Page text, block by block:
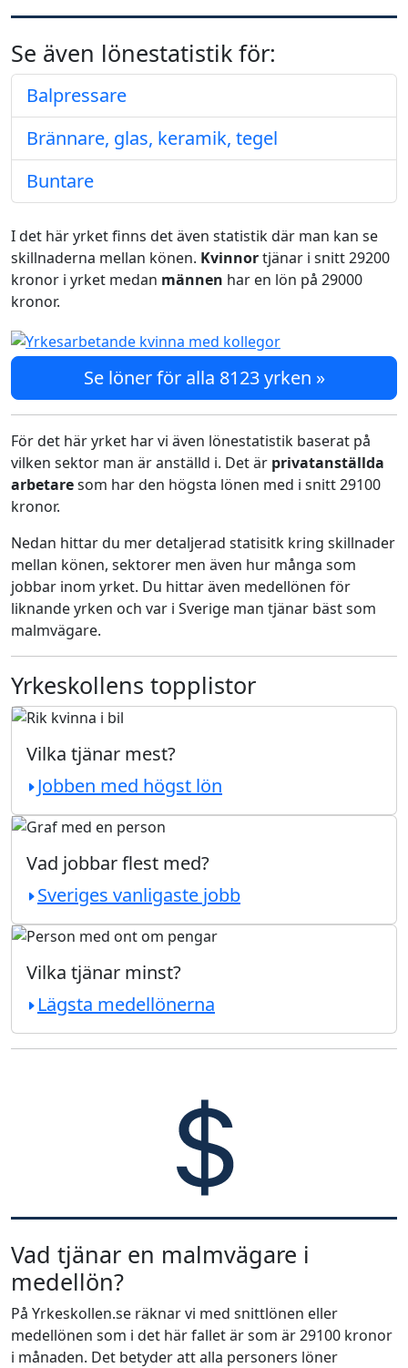
Se även lönestatistik för:
Balpressare
Brännare, glas, keramik, tegel
Buntare
I det här yrket finns det även statistik där man kan se
skillnaderna mellan könen. Kvinnortjänar i snitt 29200
kronor i yrket medan männen har en lön på 29000
kronor.
Se löner för alla 8123 yrken »
För det här yrket har vi även lönestatistik baserat på
vilken sektor man är anställd i. Det är privatanställda
arbetaresom har den högsta lönen med i snitt 29100
kronor.
Nedan hittar du mer detaljerad statisitk kring skillnader
mellan könen, sektorer men även hur många som
jobbar inom yrket. Du hittar även medellönen för
liknande yrken och var i Sverige man tjänar bäst som
malmvägare.
Yrkeskollens topplistor
Vilka tjänar mest?
Jobben med högst lön
Vad jobbar flest med?
Sveriges vanligaste jobb
Vilka tjänar minst?
Lägsta medellönerna
Vad tjänar en malmvägare i
medellön?
På Yrkeskollen.se räknar vi med snittlönen eller
medellönen som i det här fallet är som är 29100 kronor
i månaden. Det betyder att alla personers löner